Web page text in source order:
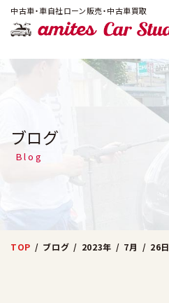
!-- Google Tag Manager -->
中古車・車自社ローン販売・中古車買取
ブログ
Blog
TOP ブログ 2023年 7月 26日